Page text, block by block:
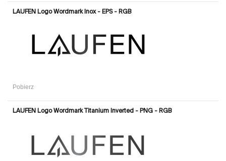
LAUFEN Logo Wordmark Inox - EPS - RGB
Pobierz
LAUFEN Logo Wordmark Titanium Inverted - PNG - RGB